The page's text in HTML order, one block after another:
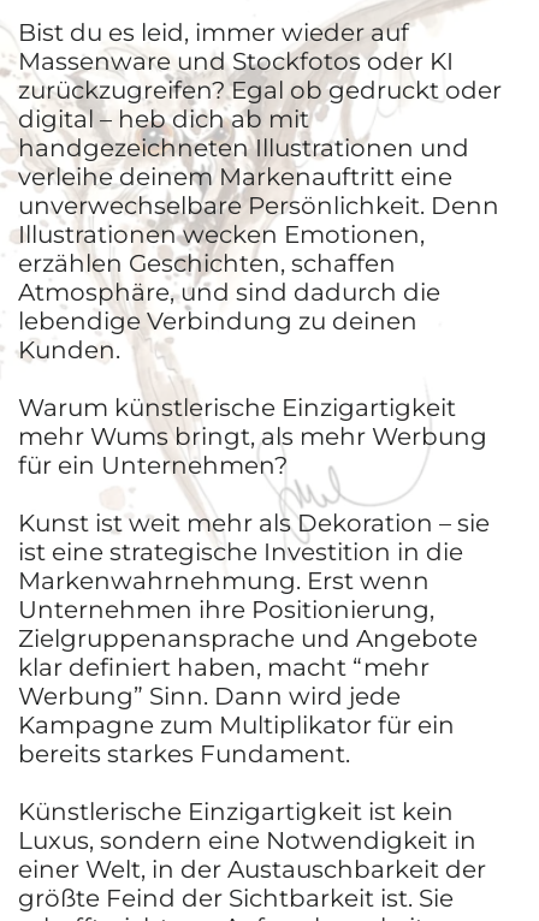
Bist du es leid, immer wieder auf
Massenware und Stockfotos oder KI
zurückzugreifen? Egal ob gedruckt oder
digital – heb dich ab mit
handgezeichneten Illustrationen und
verleihe deinem Markenauftritt eine
unverwechselbare Persönlichkeit. Denn
Illustrationen wecken Emotionen,
erzählen Geschichten, schaffen
Atmosphäre, und sind dadurch die
lebendige Verbindung zu deinen
Kunden.
Warum künstlerische Einzigartigkeit
mehr Wums bringt, als mehr Werbung
für ein Unternehmen?
Kunst ist weit mehr als Dekoration – sie
ist eine strategische Investition in die
Markenwahrnehmung. Erst wenn
Unternehmen ihre Positionierung,
Zielgruppenansprache und Angebote
klar definiert haben, macht “mehr
Werbung” Sinn. Dann wird jede
Kampagne zum Multiplikator für ein
bereits starkes Fundament.
Künstlerische Einzigartigkeit ist kein
Luxus, sondern eine Notwendigkeit in
einer Welt, in der Austauschbarkeit der
größte Feind der Sichtbarkeit ist. Sie